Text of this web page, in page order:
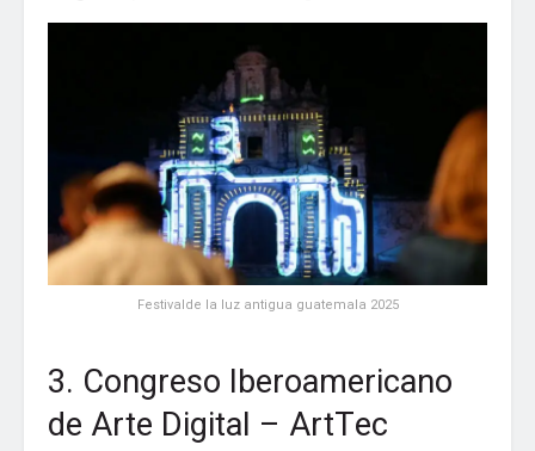
Festivalde la luz antigua guatemala 2025
3. Congreso Iberoamericano
de Arte Digital – ArtTec